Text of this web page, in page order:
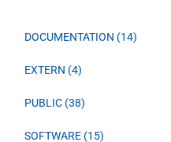
DOCUMENTATION (14)
EXTERN (4)
PUBLIC (38)
SOFTWARE (15)